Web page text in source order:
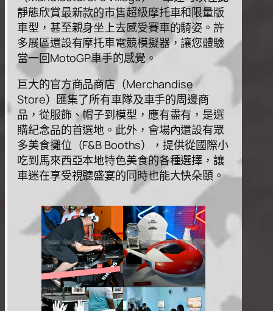
靜態欣賞最新款的市售超級摩托⾞和限量版
⾞型，甚⾄親⾝坐上去感受賽⾞的騎姿。許
多展區還設有摩托⾞電競模擬器，讓您體驗
當⼀回MotoGP⾞⼿的感覺。
巨⼤的官⽅商品商店（Merchandise
Store）匯集了所有⾞隊及⾞⼿的周邊商
品，從服飾、帽⼦到模型，應有盡有，是選
購紀念品的⾸選地。此外，會場內還設有眾
多美⻝攤位（F&B Booths），提供從國際⼩
吃到⾺來西亞本地特⾊美⻝的各種選擇，讓
⾞迷在享受視聽盛宴的同時也能⼤快朵頤。